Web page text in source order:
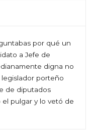
por qué un
a Jefe de
digna no
porteño
de diputados
pulgar y lo vetó de